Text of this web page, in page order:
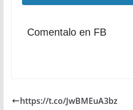
Comentalo en FB
https://t.co/JwBMEuA3bz